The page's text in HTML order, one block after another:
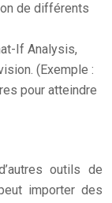
de différents
If Analysis,
(Exemple :
pour atteindre
outils de
importer des